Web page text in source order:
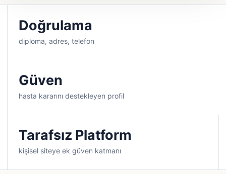
Doğrulama
diploma, adres, telefon
Güven
hasta kararını destekleyen profil
Tarafsız Platform
kişisel siteye ek güven katmanı